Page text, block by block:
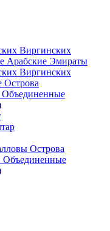
Виргинских
Арабские Эмираты
Виргинских
Острова
Объединенные
Острова
Объединенные